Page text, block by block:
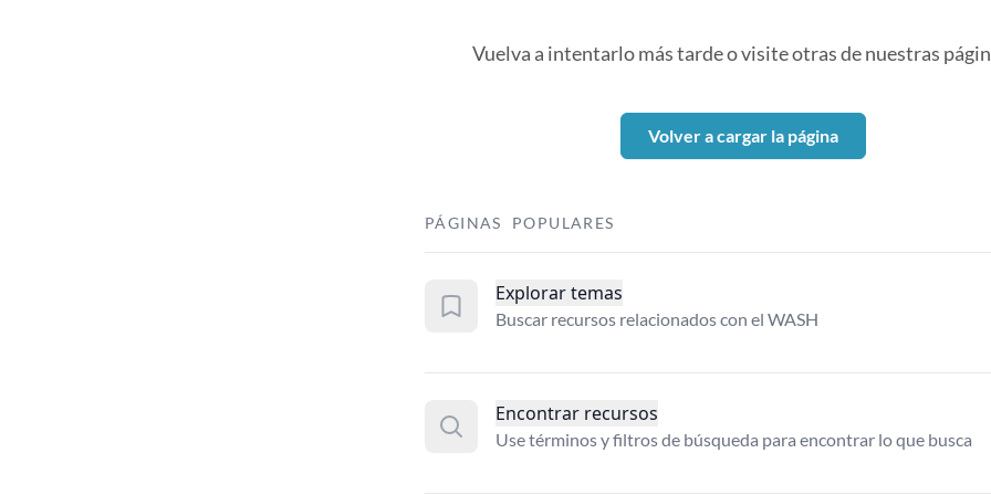
Vuelva a intentarlo más tarde o visite otras de nuestras
Volver a cargar la página
PÁGINAS POPULARES
Explorar temas
Buscar recursos relacionados con el WASH
Encontrar recursos
Use términos y filtros de búsqueda para encontrar lo que busca